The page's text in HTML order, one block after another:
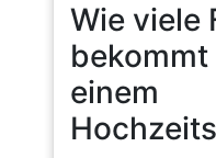
Wie viele
bekommt
einem